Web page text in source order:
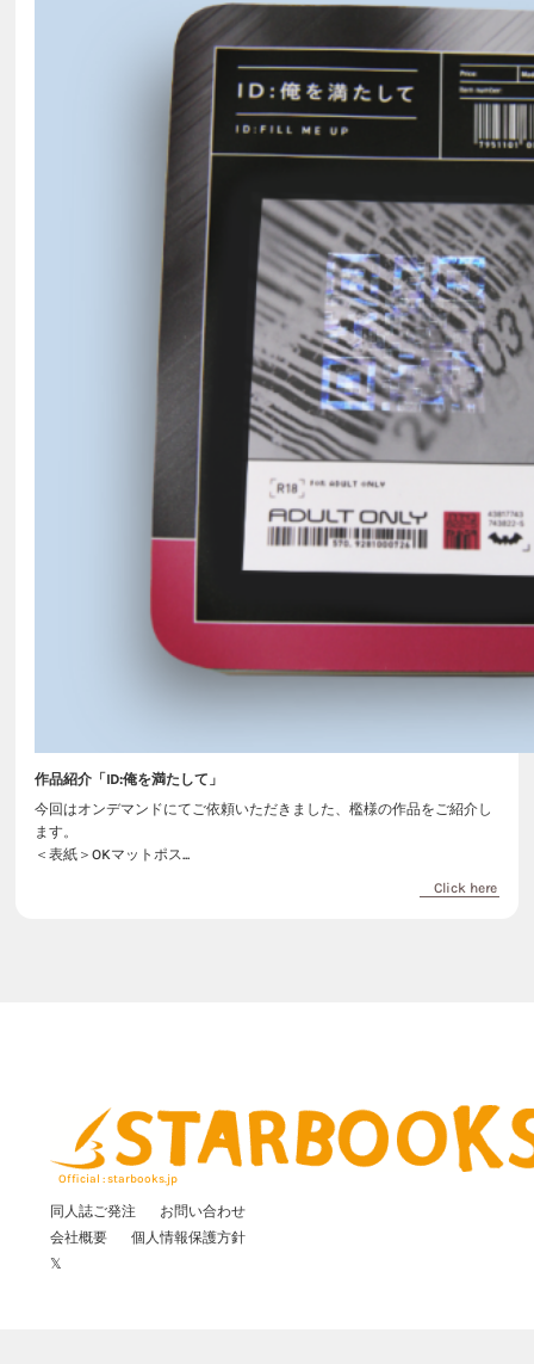
作品紹介「ID:俺を満たして」
今回はオンデマンドにてご依頼いただきました、檻様の作品をご紹介し
ます。
＜表紙＞OKマットポス...
Click here
Official : starbooks.jp
同人誌ご発注
お問い合わせ
会社概要
個人情報保護方針
𝕏